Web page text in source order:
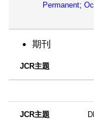
Permanent;
期刊